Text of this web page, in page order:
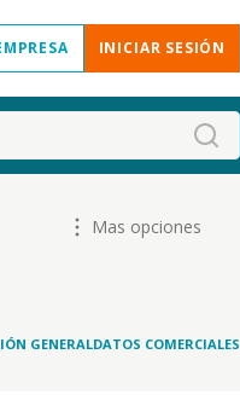
INICIAR SESIÓN
Mas opciones
GENERALDATOS COMERCIALES